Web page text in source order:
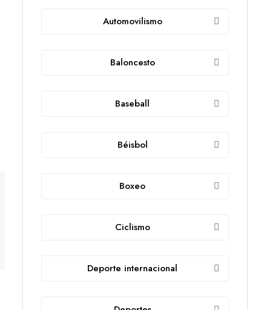
Automovilismo
Baloncesto
Baseball
Béisbol
Boxeo
Ciclismo
Deporte internacional